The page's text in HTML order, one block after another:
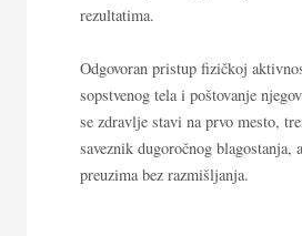
rezultatima.
Odgovoran pristup fizičkoj
sopstvenog tela i poštovanje
se zdravlje stavi na prvo mesto,
saveznik dugoročnog blagostanja,
preuzima bez razmišljanja.